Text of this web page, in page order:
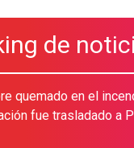
de
quemado en el
fue trasladado a